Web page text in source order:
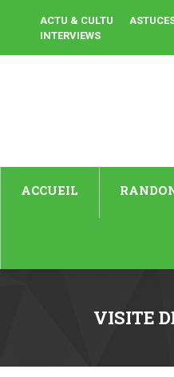
ACTU & CULTU
INTERVIEWS
ACCUEIL
VISITE